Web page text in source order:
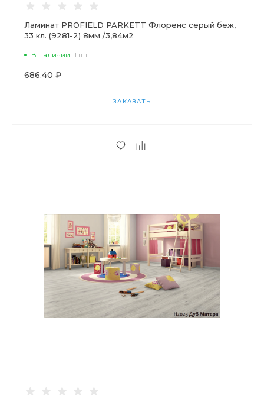
Ламинат PROFIELD PARKETT Флоренс серый беж,
33 кл. (9281-2) 8мм /3,84м2
В наличии 1 шт
686.40 ₽
ЗАКАЗАТЬ